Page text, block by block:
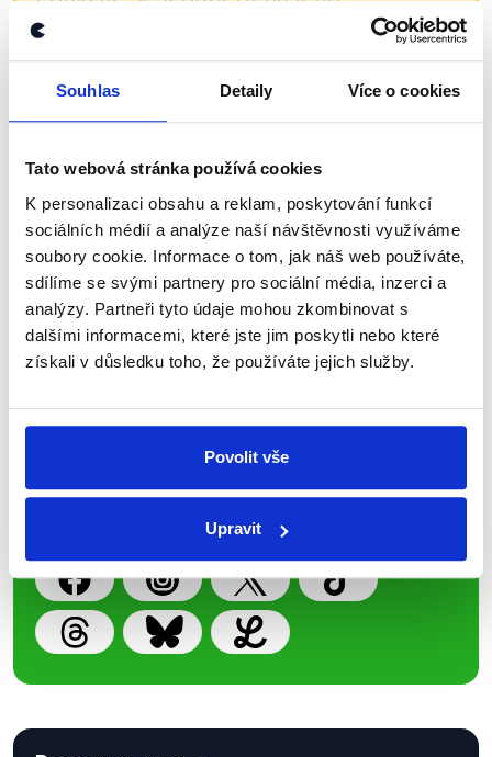
Souhlas Detaily Více o cookies
Tato webová stránka používá cookies
K personalizaci obsahu a reklam, poskytování funkcí
sociálních médií a analýze naší návštěvnosti využíváme
soubory cookie. Informace o tom, jak náš web používáte,
sdílíme se svými partnery pro sociální média, inzerci a
analýzy. Partneři tyto údaje mohou zkombinovat s
dalšími informacemi, které jste jim poskytli nebo které
získali v důsledku toho, že používáte jejich služby.
Povolit vše
Upravit
newsletteru nebo
whatsappového
kanálu, kde pravidelně přinášíme
shrnutí nejzajímavějších článků a analýz.
Začněte nás odebírat, a mějte tak
přehled o tom, jaké dezinformace a
nepravdy se zrovna v Česku šíří.
Newsletter WhatsApp
Sociální sítě
Nenechte si ujít nejnovější události
z Demagog.cz. Sdílením našich
příspěvků přátelům podpoříte naši